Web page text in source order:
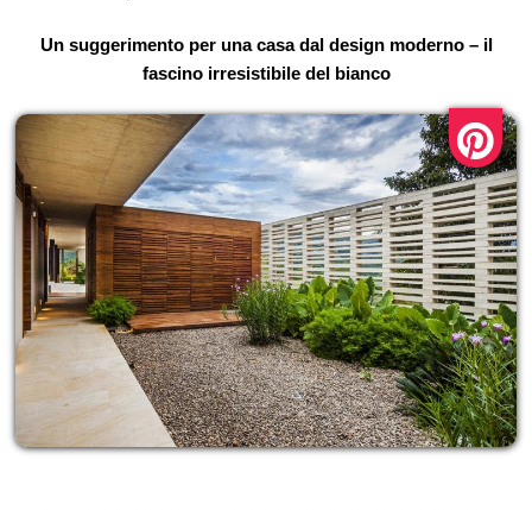
Un suggerimento per una casa dal design moderno – il
fascino irresistibile del bianco